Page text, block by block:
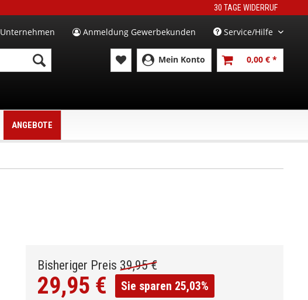
30 TAGE WIDERRUF
Unternehmen Anmeldung Gewerbekunden Service/Hilfe
Mein Konto 0,00 € *
ANGEBOTE
Bisheriger Preis 39,95€
29,95 € Sie sparen 25,03%